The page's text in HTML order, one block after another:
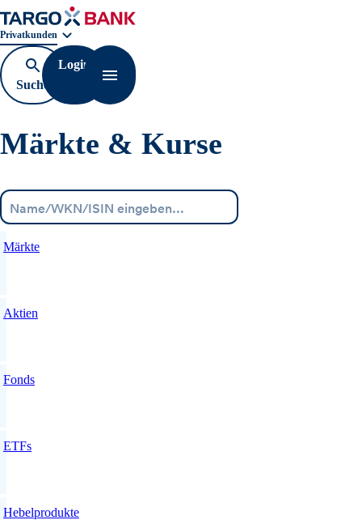
Geschäftsbereichnavigation. Aktuelle Auswahl:
Privatkunden
Suche
öffnen
Login
Navigation öffnen
Märkte & Kurse
Märkte
Aktien
Fonds
ETFs
Hebelprodukte